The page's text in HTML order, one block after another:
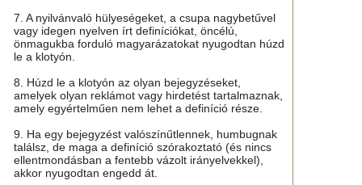
7. A nyilvánvaló hülyeségeket, a csupa nagybetűvel
vagy idegen nyelven írt definíciókat, öncélú,
önmagukba forduló magyarázatokat nyugodtan húzd
le a klotyón.
8. Húzd le a klotyón az olyan bejegyzéseket,
amelyek olyan reklámot vagy hirdetést tartalmaznak,
amely egyértelműen nem lehet a definíció része.
9. Ha egy bejegyzést valószínűtlennek, humbugnak
találsz, de maga a definíció szórakoztató (és nincs
ellentmondásban a fentebb vázolt irányelvekkel),
akkor nyugodtan engedd át.